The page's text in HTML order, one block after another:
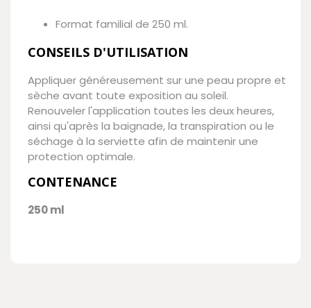
Format familial de 250 ml.
CONSEILS D'UTILISATION
Appliquer généreusement sur une peau propre et
sèche avant toute exposition au soleil.
Renouveler l'application toutes les deux heures,
ainsi qu'après la baignade, la transpiration ou le
séchage à la serviette afin de maintenir une
protection optimale.
CONTENANCE
250 ml